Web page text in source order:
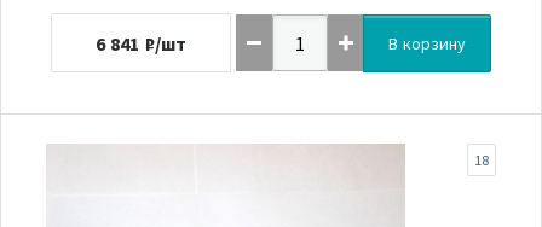
6 841 ₽/шт В корзину
18